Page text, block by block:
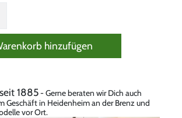
hinzufügen
1885- Gerne beraten wir Dich auch
Geschäft in Heidenheim an der Brenz und
vor Ort.